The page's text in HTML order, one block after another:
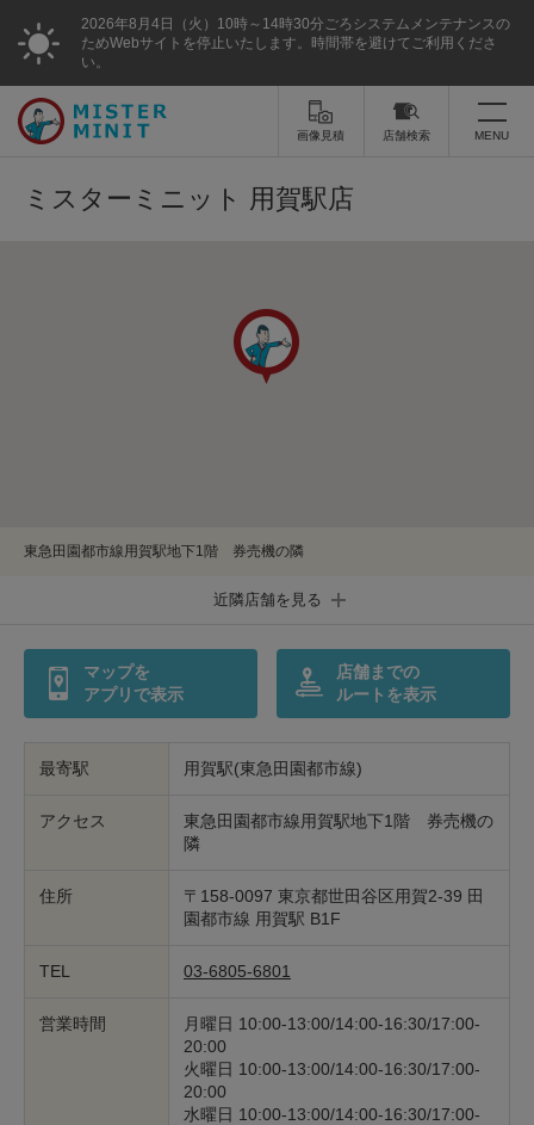
2026年8月4日（火）10時～14時30分ごろシステムメンテナンスの
ためWebサイトを停止いたします。時間帯を避けてご利用くださ
い。
画像見積 店舗検索 MENU
トップ
靴修理
店舗を探す
CLOSE
ミスターミニット 用賀駅店
東急田園都市線用賀駅地下1階 券売機の隣
近隣店舗を見る
マップを
アプリで表示
店舗までの
ルートを表示
最寄駅 用賀駅(東急田園都市線)
アクセス
東急田園都市線用賀駅地下1階 券売機の
隣
住所
〒158-0097 東京都世田谷区用賀2-39 田
園都市線 用賀駅 B1F
TEL 03-6805-6801
営業時間
月曜日 10:00-13:00/14:00-16:30/17:00-
20:00
火曜日 10:00-13:00/14:00-16:30/17:00-
20:00
水曜日 10:00-13:00/14:00-16:30/17:00-